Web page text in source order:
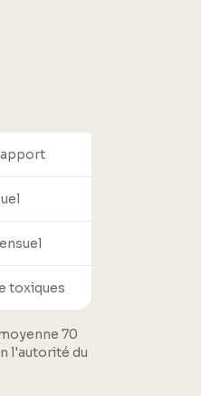
toxiques
70
l'autorité du